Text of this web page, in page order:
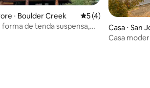
⋅ Boulder Creek 5 de uma avaliação
5 (4)
forma de tenda suspensa,
Casa ⋅ San
Casa